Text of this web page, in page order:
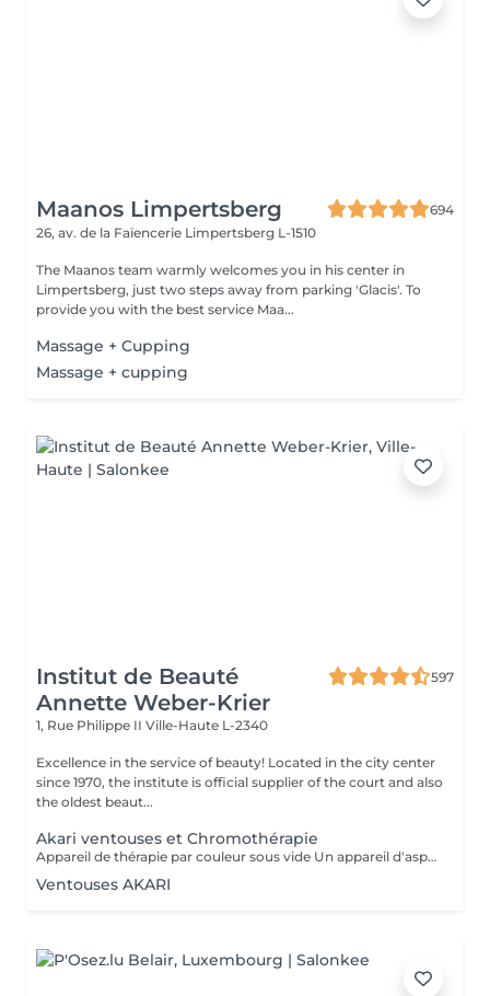
Maanos Limpertsberg
694
26, av. de la Faïencerie Limpertsberg L-1510
The Maanos team warmly welcomes you in his center in
Limpertsberg, just two steps away from parking 'Glacis'. To
provide you with the best service Maa...
Massage + Cupping
Massage + cupping
Institut de Beauté
Annette Weber-Krier
597
1, Rue Philippe II Ville-Haute L-2340
Excellence in the service of beauty! Located in the city center
since 1970, the institute is official supplier of the court and also
the oldest beaut...
Akari ventouses et Chromothérapie
Appareil de thérapie par couleur sous vide Un appareil d'aspiration - complété avec 21 couleurs (barre de couleurs Akari). APPLICATIONS En cosmétique, en massage, en physiothérapie et dans le domaine médical. AVANTAGE En raison du vide, de la levée sans pression, la circulation sanguine et la lymphe sont stimulées. Ce vide est constant, finement contrôlé et réglable. Il a un train doux. Cela signifie qu'il peut également être utilisé sur les zones les plus sensibles - cicatrices, contour des yeux, lèvres, zones douloureuses ... APPLICATIONS POSSIBLES EN COSMÉTIQUE, Pour resserrer et affiner le visage (rides autour des yeux et des lèvres), cou et décolleté les bras supérieurs , ventre , hanche , cellulite DANS LE MASSAGE, drainage , réflexologie , tissu conjonctif, le drainage lymphatique , compensation des méridiens , dans les blessures sportives Pour le post-traitement des opérations faciales Possibilité d'utiliser une pyramide de cristal de roche pour faire des stimulations de couleur.
Ventouses AKARI